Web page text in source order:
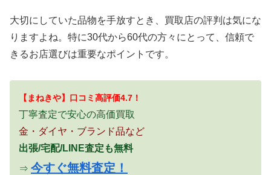
大切にしていた品物を手放すとき、買取店の評判は気にな
りますよね。特に30代から60代の方々にとって、信頼で
きるお店選びは重要なポイントです。
【まねきや】口コミ高評価4.7！
丁寧査定で安心の高価買取
金・ダイヤ・ブランド品など
出張/宅配/LINE査定も無料
⇒ 今すぐ無料査定！